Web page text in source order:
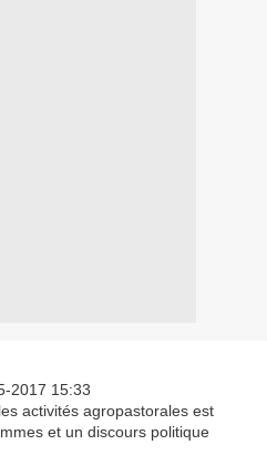
2017 15:33
activités agropastorales est
et un discours politique